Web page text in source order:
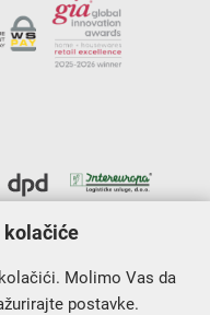
kolačiće
Molimo Vas da
postavke.